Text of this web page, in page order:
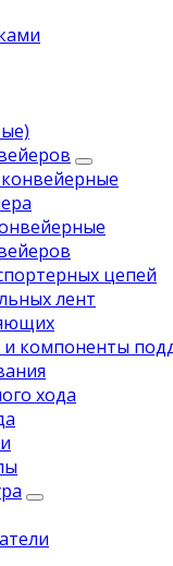
цепей
лент
компоненты
хода